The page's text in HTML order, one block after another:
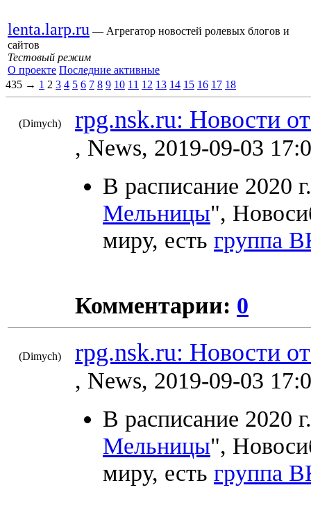
lenta.larp.ru — Агрегатор новостей ролевых блогов и
сайтов
Тестовый режим
О проекте Последние активные
435 → 1 2 3 4 5 6 7 8 9 10 11 12 13 14 15 16 17 18
(Dimych) rpg.nsk.ru: Новости
, News, 2019-09-03
В расписание 2020
Мельницы",
миру, есть группа
Комментарии: 0
(Dimych) rpg.nsk.ru: Новости
, News, 2019-09-03
В расписание 2020
Мельницы",
миру, есть группа